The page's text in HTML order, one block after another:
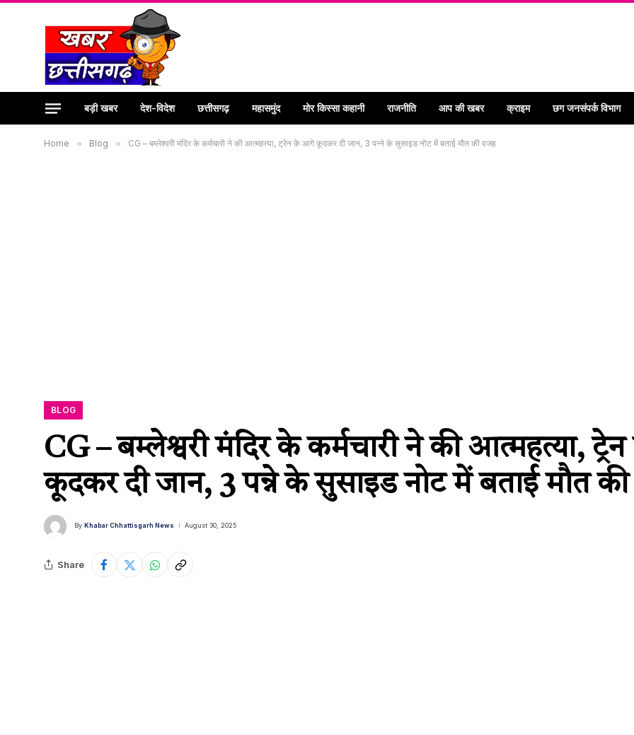
बड़ी खबर देश-विदेश छत्तीसगढ़ महासमुंद मोर किस्सा कहानी राजनीति आप की खबर क्राइम छग जनसंपर्क विभाग
Home » Blog » CG – बम्लेश्वरी मंदिर के कर्मचारी ने की आत्महत्या, ट्रेन के आगे कूदकर दी जान, 3 पन्ने के सुसाइड नोट में बताई मौत की वजह
BLOG
CG – बम्लेश्वरी मंदिर के कर्मचारी ने की आत्महत्या,
कूदकर दी जान, 3 पन्ने के सुसाइड नोट में बताई मौत
By Khabar Chhattisgarh News August 30, 2025
Share